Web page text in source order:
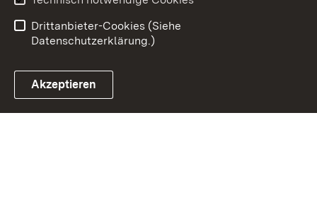
Drittanbieter-Cookies (Siehe
Datenschutzerklärung.)
Akzeptieren